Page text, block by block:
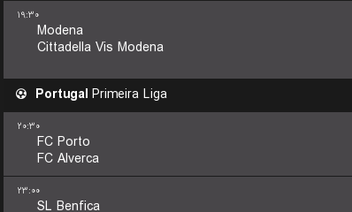
۱۹:۳۰
Modena
Cittadella Vis Modena
Portugal Primeira Liga
۲۰:۳۰
FC Porto
FC Alverca
۲۳:۰۰
SL Benfica